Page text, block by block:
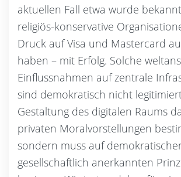
aktuellen Fall etwa wurde
religiös-konservative
Druck auf Visa und Mastercard
haben – mit Erfolg. Solche
Einflussnahmen auf zentrale
sind demokratisch nicht
Gestaltung des digitalen Raums
privaten Moralvorstellungen
sondern muss auf
gesellschaftlich anerkannten